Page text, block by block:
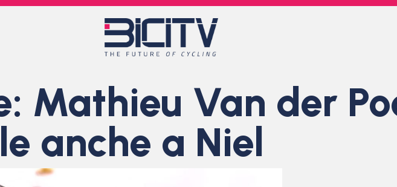
Mathieu Van der
anche a Niel